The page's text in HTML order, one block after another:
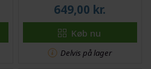
649,00 kr.
Køb nu
Delvis på lager